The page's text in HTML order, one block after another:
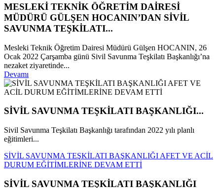
MESLEKİ TEKNİK ÖĞRETİM DAİRESİ
MÜDÜRÜ GÜLŞEN HOCANIN’DAN SİVİL
SAVUNMA TEŞKİLATI...
Mesleki Teknik Öğretim Dairesi Müdürü Gülşen HOCANIN, 26
Ocak 2022 Çarşamba günü Sivil Savunma Teşkilatı Başkanlığı’na
nezaket ziyaretinde...
Devamı
SİVİL SAVUNMA TEŞKİLATI BAŞKANLIĞI...
Sivil Savunma Teşkilatı Başkanlığı tarafından 2022 yılı planlı
eğitimleri...
SİVİL SAVUNMA TEŞKİLATI BAŞKANLIĞI AFET VE ACİL
DURUM EĞİTİMLERİNE DEVAM ETTİ
SİVİL SAVUNMA TEŞKİLATI BAŞKANLIĞI